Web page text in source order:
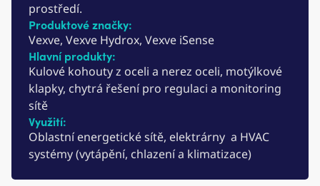
prostředí.
Produktové značky:
Vexve, Vexve Hydrox, Vexve iSense
Hlavní produkty:
Kulové kohouty z oceli a nerez oceli, motýlkové
klapky, chytrá řešení pro regulaci ​a monitoring
sítě​
Využití:
Oblastní energetické sítě, elektrárny ​ a HVAC
systémy (vytápění, chlazení a klimatizace)​